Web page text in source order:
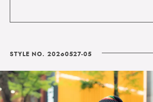
STYLE NO. 20260527-05